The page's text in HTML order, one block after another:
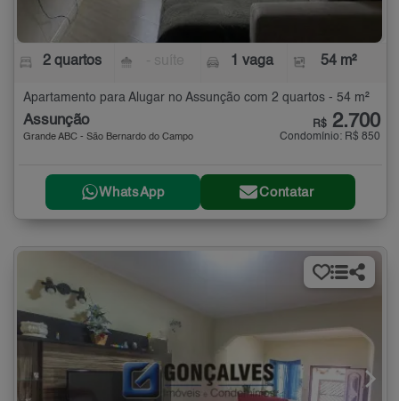
2 quartos 1 vaga 54 m²
Apartamento para Alugar no Assunção com 2 quartos - 54 m²
Assunção
Grande ABC - São Bernardo do Campo
R$ 2.700
Condomínio: R$ 850
WhatsApp Contatar